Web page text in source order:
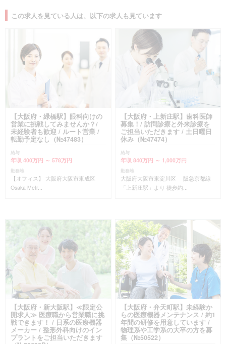
この求人を見ている人は、以下の求人も見ています
【大阪府・緑橋駅】眼科向けの
営業に挑戦してみませんか？/
未経験者も歓迎 / ルート営業 /
転勤予定なし（№47483）
給与
年収 400万円 ～ 578万円
勤務地
【オフィス】 大阪府大阪市東成区
Osaka Metr...
【大阪府・上新庄駅】歯科医師
募集！/ 訪問診療と外来診療を
ご担当いただきます / 土日曜日
休み（№47474）
給与
年収 840万円 ～ 1,000万円
勤務地
大阪府大阪市東淀川区 阪急京都線
「上新庄駅」より 徒歩約...
【大阪府・新大阪駅】≪限定公
開求人≫ 医療職から営業職に挑
戦できます！ / 日系の医療機器
メーカー / 整形外科向けのイン
プラントをご担当いただきます
【大阪府・弁天町駅】未経験か
らの医療機器メンテナンス / 約1
年間の研修を用意しています /
物理系や工学系の大卒の方を募
集（№50522）